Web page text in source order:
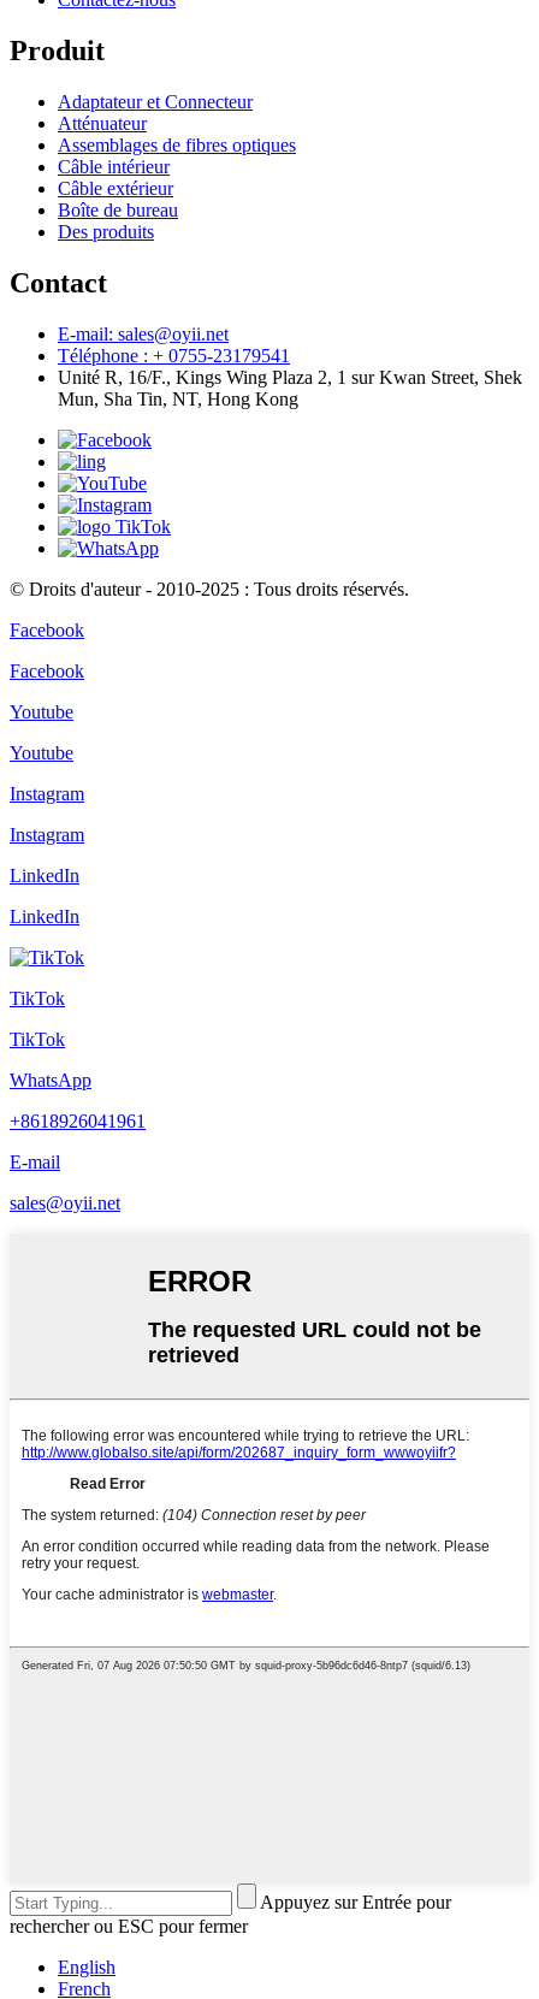
Produit
Adaptateur et Connecteur
Atténuateur
Assemblages de fibres optiques
Câble intérieur
Câble extérieur
Boîte de bureau
Des produits
Contact
E-mail: sales@oyii.net
Téléphone : + 0755-23179541
Unité R, 16/F., Kings Wing Plaza 2, 1 sur Kwan Street, Shek
Mun, Sha Tin, NT, Hong Kong
© Droits d'auteur - 2010-2025 : Tous droits réservés.
Facebook
Facebook
Youtube
Youtube
Instagram
Instagram
LinkedIn
LinkedIn
TikTok
TikTok
WhatsApp
+8618926041961
E-mail
sales@oyii.net
Appuyez sur Entrée pour
rechercher ou ESC pour fermer
English
French